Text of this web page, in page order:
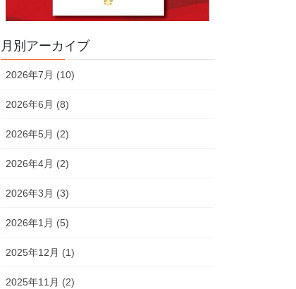
月別アーカイブ
2026年7月 (10)
2026年6月 (8)
2026年5月 (2)
2026年4月 (2)
2026年3月 (3)
2026年1月 (5)
2025年12月 (1)
2025年11月 (2)